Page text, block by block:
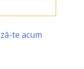
te acum